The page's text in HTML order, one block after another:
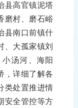
县高官镇泥塔
磨村、磨石峪
县南口前镇什
、大孤家镇刘
汤河、 海阳
，详细了解各
类处置推进情
安全管控等方